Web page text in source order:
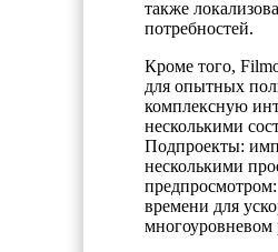
также
потребностей.
Кроме того,
для опытных
комплексную
несколькими
Подпроекты:
несколькими
времени для
многоуровневом